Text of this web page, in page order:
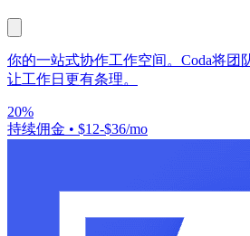
你的一站式协作工作空间。Coda将团
让工作日更有条理。
20%
持续佣金 • $12-$36/mo